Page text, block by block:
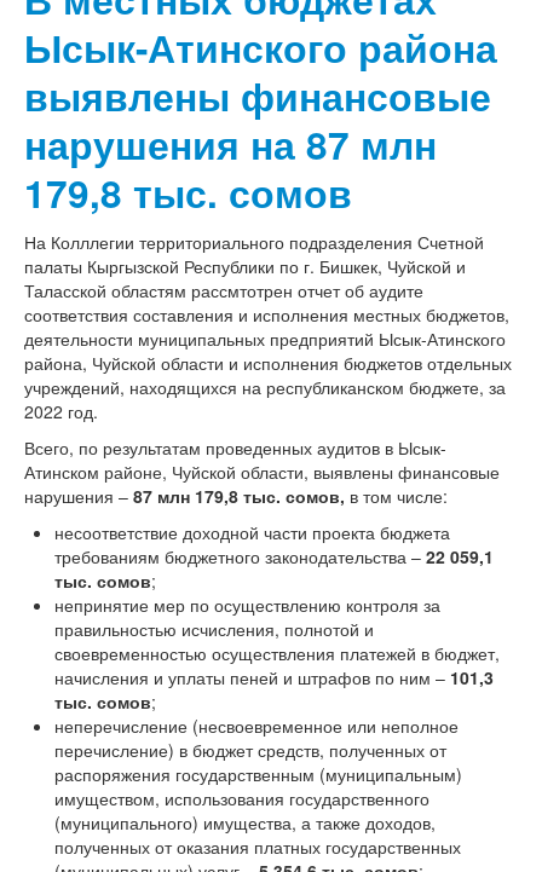
Ысык-Атинского района
выявлены финансовые
нарушения на 87 млн
179,8 тыс. сомов
На Колллегии территориального подразделения Счетной
палаты Кыргызской Республики по г. Бишкек, Чуйской и
Таласской областям рассмтотрен отчет об аудите
соответствия составления и исполнения местных бюджетов,
деятельности муниципальных предприятий Ысык-Атинского
района, Чуйской области и исполнения бюджетов отдельных
учреждений, находящихся на республиканском бюджете, за
2022 год.
Всего, по результатам проведенных аудитов в Ысык-
Атинском районе, Чуйской области, выявлены финансовые
нарушения – 87 млн 179,8 тыс. сомов, в том числе:
несоответствие доходной части проекта бюджета
требованиям бюджетного законодательства – 22 059,1
тыс. сомов;
непринятие мер по осуществлению контроля за
правильностью исчисления, полнотой и
своевременностью осуществления платежей в бюджет,
начисления и уплаты пеней и штрафов по ним – 101,3
тыс. сомов;
неперечисление (несвоевременное или неполное
перечисление) в бюджет средств, полученных от
распоряжения государственным (муниципальным)
имуществом, использования государственного
(муниципального) имущества, а также доходов,
полученных от оказания платных государственных